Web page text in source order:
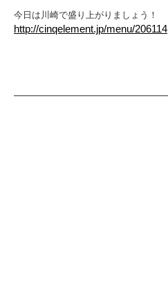
今日は川崎で盛り上がりましょう！
http://cinqelement.jp/menu/206114